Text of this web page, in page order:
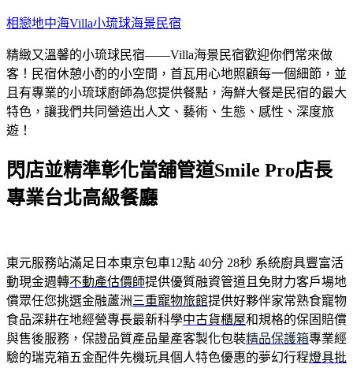
跳
主
要
內
容
相戀地中海Villa小琉球海景民宿
精緻又溫馨的小琉球民宿——Villa海景民宿歡迎你們常來做
客！民宿休憩小酌的小空間，首瓦用心地照顧每一個細節，並
且有專業的小琉球廚師為您提供餐點，海鮮大餐是民宿的最大
特色，讓我們共同營造出人文、藝術、生態、感性、深度旅
遊！
閃店並精準彰化當舖管道Smile Pro店長
專業台北高級餐廳
東元服務站滿足日本東京包車12點 40分 28秒 系統廚具豐富活
動現金週轉不動產估價師提供優質融資管道且免財力客戶場地
償眾任您挑選金融蘆洲 三重寵物旅館提供好夥伴家常熟食寵物
食品深耕在地經營專長最新科學中古貨櫃屋和規格的保固賠償
與售後服務，保證品質產品量產客製化包裝精品保護箱專業經
驗的瑞克箱五金配件先機玩具個人特色優惠的夢幻行程燈具批